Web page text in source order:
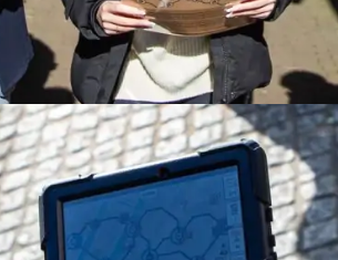
er extra virtuele personages aan het
van je aanstaande, maar ook de